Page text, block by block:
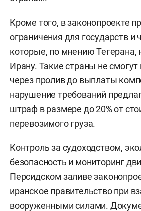
Кроме того, в законопроекте
ограничения для государств и
которые, по мнению Тегерана,
Ирану. Такие страны не смогут
через пролив до выплаты
нарушение требований
штраф в размере до 20% от
перевозимого груза.
Контроль за судоходством,
безопасность и мониторинг
Персидском заливе
иранское правительство при
вооруженными силами.